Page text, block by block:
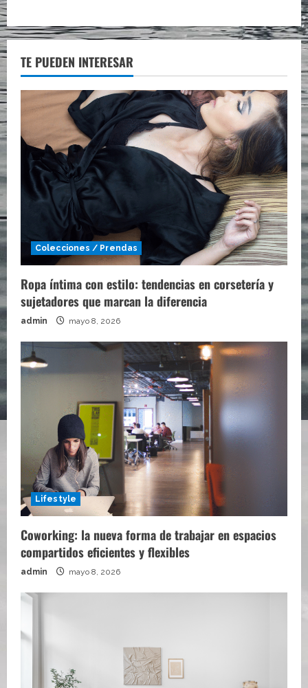
TE PUEDEN INTERESAR
Colecciones / Prendas
Ropa íntima con estilo: tendencias en corsetería y
sujetadores que marcan la diferencia
admin mayo 8, 2026
Lifestyle
Coworking: la nueva forma de trabajar en espacios
compartidos eficientes y flexibles
admin mayo 8, 2026